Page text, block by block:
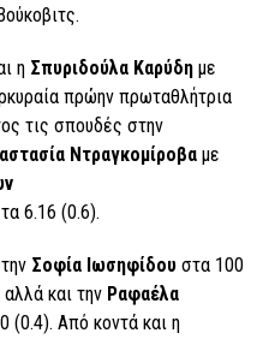
η Σπυριδούλα Καρύδη με
πρώην πρωταθλήτρια
τις σπουδές στην
Ντραγκομίροβα με
6.16 (0.6).
Σοφία Ιωσηφίδου στα 100
και την Ραφαέλα
(0.4). Από κοντά και η